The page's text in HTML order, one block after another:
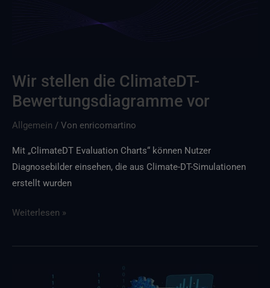
Wir stellen die ClimateDT-
Bewertungsdiagramme vor
Allgemein / Von enricomartino
Mit „ClimateDT Evaluation Charts“ können Nutzer
Diagnosebilder einsehen, die aus Climate-DT-Simulationen
erstellt wurden
Weiterlesen »